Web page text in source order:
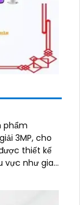
phẩm
3MP, cho
vực như gia